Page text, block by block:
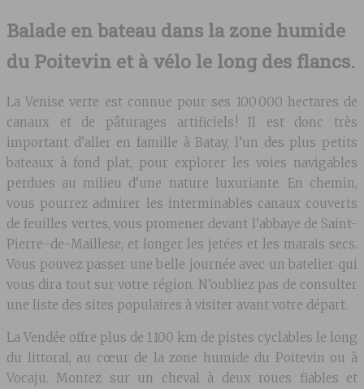
Balade en bateau dans la zone humide
du Poitevin et à vélo le long des flancs.
La Venise verte est connue pour ses 100 000 hectares de
canaux et de pâturages artificiels ! Il est donc très
important d’aller en famille à Batay, l’un des plus petits
bateaux à fond plat, pour explorer les voies navigables
perdues au milieu d’une nature luxuriante. En chemin,
vous pourrez admirer les interminables canaux couverts
de feuilles vertes, vous promener devant l’abbaye de Saint-
Pierre-de-Maillese, et longer les jetées et les marais secs.
Vous pouvez passer une belle journée avec un batelier qui
vous dira tout sur votre région. N’oubliez pas de consulter
une liste des sites populaires à visiter avant votre départ.
La Vendée offre plus de 1 100 km de pistes cyclables le long
du littoral, au cœur de la zone humide du Poitevin ou à
Vocaju. Montez sur un cheval à deux roues fiables et